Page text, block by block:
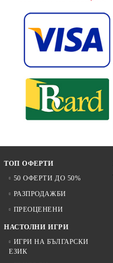
ТОП ОФЕРТИ
50 ОФЕРТИ ДО 50%
РАЗПРОДАЖБИ
ПРЕОЦЕНЕНИ
НАСТОЛНИ ИГРИ
ИГРИ НА БЪЛГАРСКИ
ЕЗИК